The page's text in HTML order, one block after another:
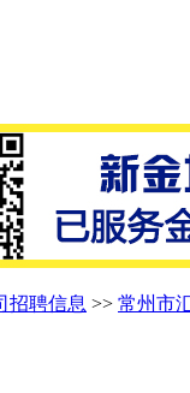
招聘信息 >> 常州市